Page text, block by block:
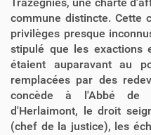
commune distincte. Cette
privilèges presque
stipulé que les exactions
étaient auparavant au
remplacées par des
concède à l'Abbé de
d'Herlaimont, le droit
(chef de la justice), les